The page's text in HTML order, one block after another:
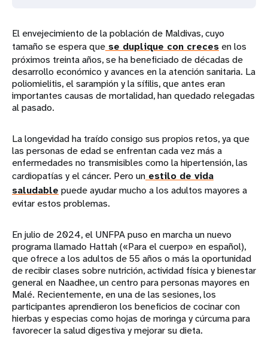
El envejecimiento de la población de Maldivas, cuyo
tamaño se espera que se duplique con creces en los
próximos treinta años, se ha beneficiado de décadas de
desarrollo económico y avances en la atención sanitaria. La
poliomielitis, el sarampión y la sífilis, que antes eran
importantes causas de mortalidad, han quedado relegadas
al pasado.
La longevidad ha traído consigo sus propios retos, ya que
las personas de edad se enfrentan cada vez más a
enfermedades no transmisibles como la hipertensión, las
cardiopatías y el cáncer. Pero un estilo de vida
saludable puede ayudar mucho a los adultos mayores a
evitar estos problemas.
En julio de 2024, el UNFPA puso en marcha un nuevo
programa llamado Hattah («Para el cuerpo» en español),
que ofrece a los adultos de 55 años o más la oportunidad
de recibir clases sobre nutrición, actividad física y bienestar
general en Naadhee, un centro para personas mayores en
Malé. Recientemente, en una de las sesiones, los
participantes aprendieron los beneficios de cocinar con
hierbas y especias como hojas de moringa y cúrcuma para
favorecer la salud digestiva y mejorar su dieta.